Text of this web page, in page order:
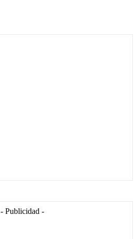
- Publicidad -